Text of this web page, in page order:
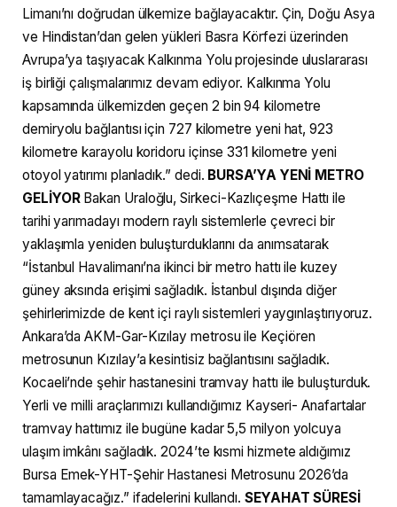
Limanı’nı doğrudan ülkemize bağlayacaktır. Çin, Doğu Asya
ve Hindistan’dan gelen yükleri Basra Körfezi üzerinden
Avrupa’ya taşıyacak Kalkınma Yolu projesinde uluslararası
iş birliği çalışmalarımız devam ediyor. Kalkınma Yolu
kapsamında ülkemizden geçen 2 bin 94 kilometre
demiryolu bağlantısı için 727 kilometre yeni hat, 923
kilometre karayolu koridoru içinse 331 kilometre yeni
otoyol yatırımı planladık.” dedi. BURSA’YA YENİ METRO
GELİYORBakan Uraloğlu, Sirkeci-Kazlıçeşme Hattı ile
tarihi yarımadayı modern raylı sistemlerle çevreci bir
yaklaşımla yeniden buluşturduklarını da anımsatarak
“İstanbul Havalimanı’na ikinci bir metro hattı ile kuzey
güney aksında erişimi sağladık. İstanbul dışında diğer
şehirlerimizde de kent içi raylı sistemleri yaygınlaştırıyoruz.
Ankara’da AKM-Gar-Kızılay metrosu ile Keçiören
metrosunun Kızılay’a kesintisiz bağlantısını sağladık.
Kocaeli’nde şehir hastanesini tramvay hattı ile buluşturduk.
Yerli ve milli araçlarımızı kullandığımız Kayseri- Anafartalar
tramvay hattımız ile bugüne kadar 5,5 milyon yolcuya
ulaşım imkânı sağladık. 2024’te kısmi hizmete aldığımız
Bursa Emek-YHT-Şehir Hastanesi Metrosunu 2026’da
tamamlayacağız.” ifadelerini kullandı.SEYAHAT SÜRESİ